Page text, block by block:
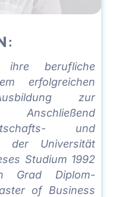
berufliche
erfolgreichen
zur
Anschließend
und
der Universität
Studium 1992
Grad Diplom-
of Business